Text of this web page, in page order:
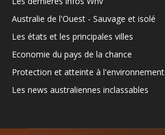
Australie de l'Ouest - Sauvage et isolé
Les états et les principales villes
Economie du pays de la chance
Protection et atteinte à l'environnement
Les news australiennes inclassables